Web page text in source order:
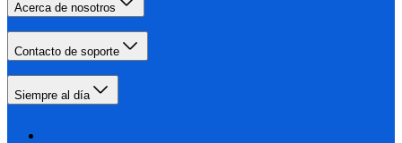
Acerca de nosotros
Contacto de soporte
Siempre al día